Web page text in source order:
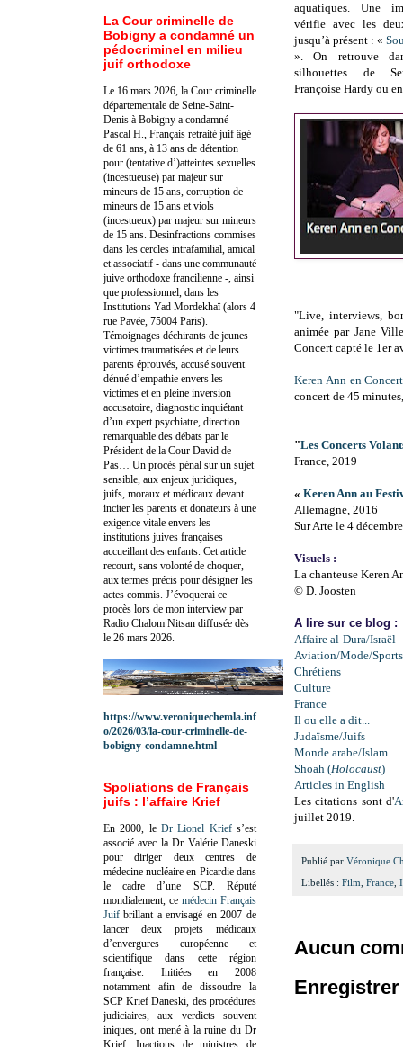
aquatiques. Une
vérifie avec les
jusqu’à présent : «
». On retrouve
silhouettes de
Françoise Hardy ou
"Live, interviews,
animée par Jane
Concert capté le 1er
Keren Ann en
concert de 45
"Les Concerts
France, 2019
« Keren Ann au
Allemagne, 2016
Sur Arte le 4
Visuels :
La chanteuse Keren
© D. Joosten
A lire sur ce blog :
Affaire al-Dura/Israël
Aviation/Mode/Sports
Chrétiens
Culture
France
Il ou elle a dit...
Judaïsme/Juifs
Monde arabe/Islam
Shoah (Holocaust)
Articles in English
Les citations sont d'
juillet 2019.
Publié par Véronique
Libellés : Film, France,
Aucun
La Cour criminelle de
Bobigny a condamné un
pédocriminel en milieu
juif orthodoxe
Le 16 mars 2026, la Cour criminelle
départementale de Seine-Saint-
Denis à Bobigny a condamné
Pascal H., Français retraité juif âgé
de 61 ans, à 13 ans de détention
pour (tentative d’)atteintes sexuelles
(incestueuse) par majeur sur
mineurs de 15 ans, corruption de
mineurs de 15 ans et viols
(incestueux) par majeur sur mineurs
de 15 ans. Desinfractions commises
dans les cercles intrafamilial, amical
et associatif - dans une communauté
juive orthodoxe francilienne -, ainsi
que professionnel, dans les
Institutions Yad Mordekhaï (alors 4
rue Pavée, 75004 Paris).
Témoignages déchirants de jeunes
victimes traumatisées et de leurs
parents éprouvés, accusé souvent
dénué d’empathie envers les
victimes et en pleine inversion
accusatoire, diagnostic inquiétant
d’un expert psychiatre, direction
remarquable des débats par le
Président de la Cour David de
Pas… Un procès pénal sur un sujet
sensible, aux enjeux juridiques,
juifs, moraux et médicaux devant
inciter les parents et donateurs à une
exigence vitale envers les
institutions juives françaises
accueillant des enfants. Cet article
recourt, sans volonté de choquer,
aux termes précis pour désigner les
actes commis. J’évoquerai ce
procès lors de mon interview par
Radio Chalom Nitsan diffusée dès
le 26 mars 2026.
https://www.veroniquechemla.inf
o/2026/03/la-cour-criminelle-de-
bobigny-condamne.html
Spoliations de Français
juifs : l’affaire Krief
En 2000, le Dr Lionel Kriefs’est
associé avec la Dr Valérie Daneski
pour diriger deux centres de
médecine nucléaire en Picardie dans
le cadre d’une SCP. Réputé
mondialement, ce médecin Français
Juif brillant a envisagé en 2007 de
lancer deux projets médicaux
d’envergures européenne et
scientifique dans cette région
française. Initiées en 2008
notamment afin de dissoudre la
SCP Krief Daneski, des procédures
judiciaires, aux verdicts souvent
iniques, ont mené à la ruine du Dr
Krief.Inactions de ministres de